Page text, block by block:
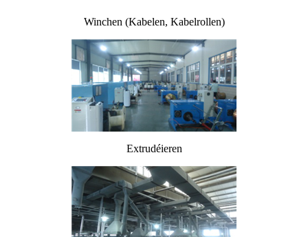
Winchen (Kabelen, Kabelrollen)
Extrudéieren